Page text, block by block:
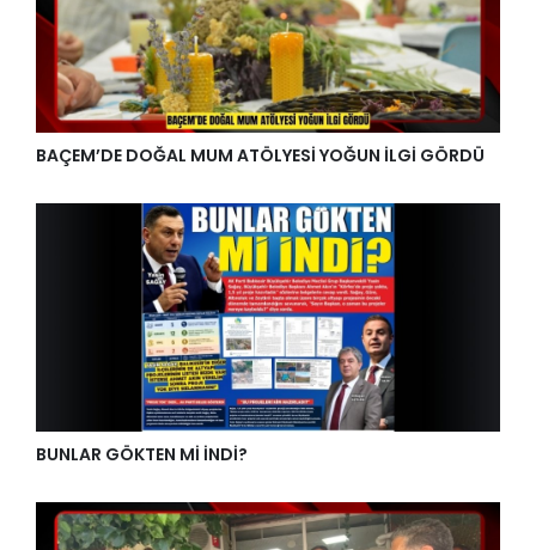
BAÇEM’DE DOĞAL MUM ATÖLYESİ YOĞUN İLGİ GÖRDÜ
BUNLAR GÖKTEN Mİ İNDİ?